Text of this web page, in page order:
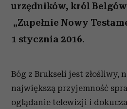
urzędników, król Belgów
„Zupełnie Nowy
1 stycznia 2016.
Bóg z Brukseli jest złośliwy,
największą przyjemność
oglądanie telewizji i